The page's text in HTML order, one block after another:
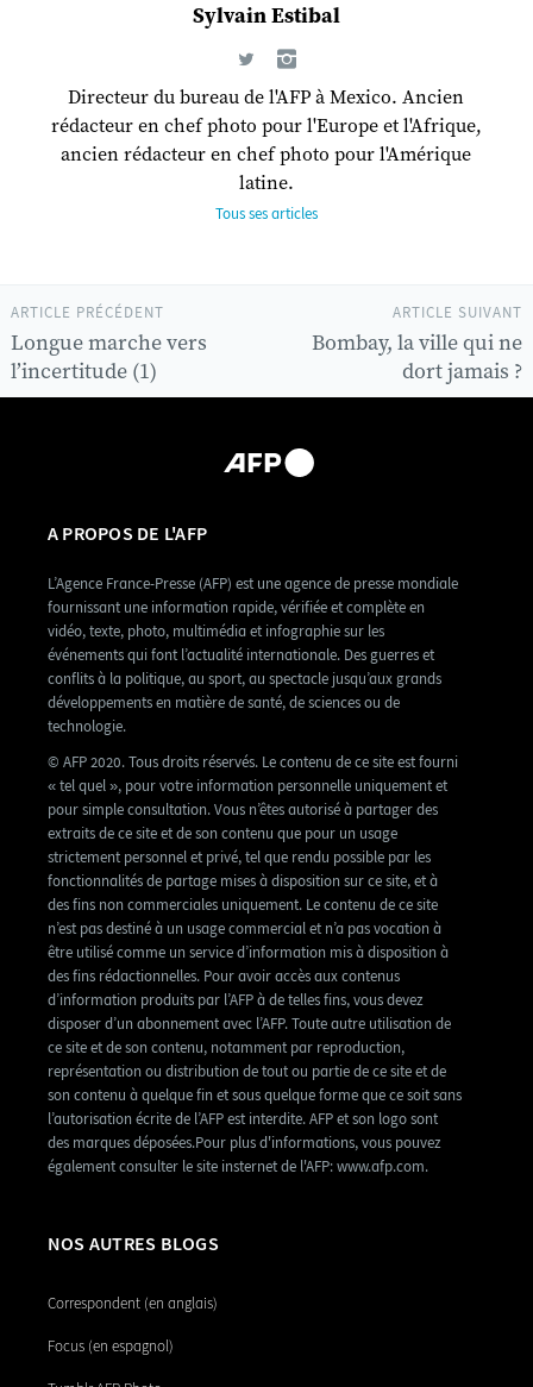
Sylvain Estibal
Directeur du bureau de l'AFP à Mexico. Ancien
rédacteur en chef photo pour l'Europe et l'Afrique,
ancien rédacteur en chef photo pour l'Amérique
latine.
Tous ses articles
ARTICLE SUIVANT
Bombay, la ville qui ne
dort jamais ?
ARTICLE PRÉCÉDENT
Longue marche vers
l’incertitude (1)
A PROPOS DE L'AFP
L’Agence France-Presse (AFP) est une agence de presse mondiale
fournissant une information rapide, vérifiée et complète en
vidéo, texte, photo, multimédia et infographie sur les
événements qui font l’actualité internationale. Des guerres et
conflits à la politique, au sport, au spectacle jusqu’aux grands
développements en matière de santé, de sciences ou de
technologie.
© AFP 2020. Tous droits réservés. Le contenu de ce site est fourni
« tel quel », pour votre information personnelle uniquement et
pour simple consultation. Vous n’êtes autorisé à partager des
extraits de ce site et de son contenu que pour un usage
strictement personnel et privé, tel que rendu possible par les
fonctionnalités de partage mises à disposition sur ce site, et à
des fins non commerciales uniquement. Le contenu de ce site
n’est pas destiné à un usage commercial et n’a pas vocation à
être utilisé comme un service d’information mis à disposition à
des fins rédactionnelles. Pour avoir accès aux contenus
d’information produits par l’AFP à de telles fins, vous devez
disposer d’un abonnement avec l’AFP. Toute autre utilisation de
ce site et de son contenu, notamment par reproduction,
représentation ou distribution de tout ou partie de ce site et de
son contenu à quelque fin et sous quelque forme que ce soit sans
l’autorisation écrite de l’AFP est interdite. AFP et son logo sont
des marques déposées.Pour plus d'informations, vous pouvez
également consulter le site insternet de l'AFP: www.afp.com.
NOS AUTRES BLOGS
Correspondent (en anglais)
Focus (en espagnol)